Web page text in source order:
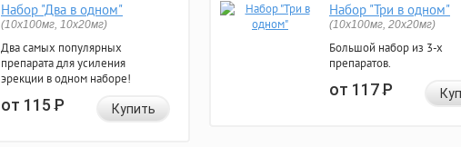
Набор "Два в одном"
(10x100мг, 10x20мг)
Два самых популярных
препарата для усиления
эрекции в одном наборе!
от 115Р Купить
Набор "Три в одном"
(10x100мг, 20x20мг)
Большой набор из 3-х
препаратов.
от 117Р